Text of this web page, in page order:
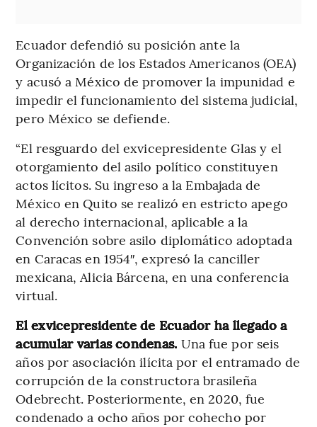
Ecuador defendió su posición ante la
Organización de los Estados Americanos (OEA)
y acusó a México de promover la impunidad e
impedir el funcionamiento del sistema judicial,
pero México se defiende.
“El resguardo del exvicepresidente Glas y el
otorgamiento del asilo político constituyen
actos lícitos. Su ingreso a la Embajada de
México en Quito se realizó en estricto apego
al derecho internacional, aplicable a la
Convención sobre asilo diplomático adoptada
en Caracas en 1954″, expresó la canciller
mexicana, Alicia Bárcena, en una conferencia
virtual.
El exvicepresidente de Ecuador ha llegado a
acumular varias condenas. Una fue por seis
años por asociación ilícita por el entramado de
corrupción de la constructora brasileña
Odebrecht. Posteriormente, en 2020, fue
condenado a ocho años por cohecho por